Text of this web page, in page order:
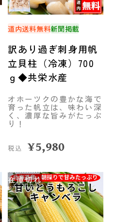
道内送料無料新聞掲載
訳あり過ぎ刺身用帆
立貝柱（冷凍）700
ｇ◆共栄水産
オホーツクの豊かな海で
育った帆立は、味わい深
く、濃厚な旨みがたっぷ
り！
税込 ¥5,980
在庫切れ